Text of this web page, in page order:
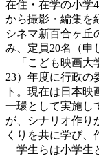
在住・在学の小学
から撮影・編集を
シネマ新百合ヶ丘
み、定員20名（申
「こども映画大
23）年度に行政の
ト。現在は 日本映
一環として実施し
が、シナリオ作り
くりを共に学び、
学生らは小学生